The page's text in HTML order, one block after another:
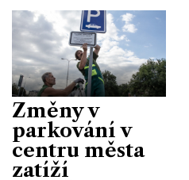
Změny v
parkování v
centru města
zatíží